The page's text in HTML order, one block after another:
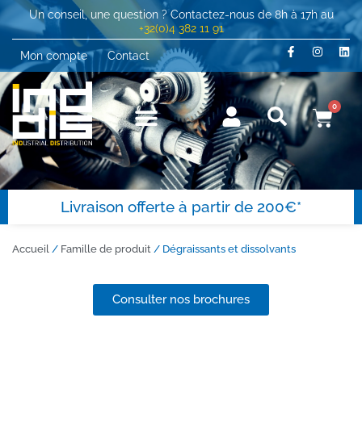
Un conseil, une question ? Contactez-nous de 8h à 17h au
+32(0)4 382 11 91
Mon compte
Contact
0
Livraison offerte à partir de 200€*
Accueil / Famille de produit / Dégraissants et dissolvants
Consulter nos brochures